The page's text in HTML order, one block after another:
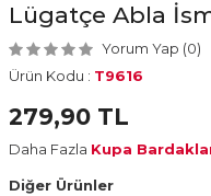
Lügatçe Abla
Yorum Yap (0)
Ürün Kodu : T9616
279,90 TL
Daha Fazla Kupa
Diğer Ürünler